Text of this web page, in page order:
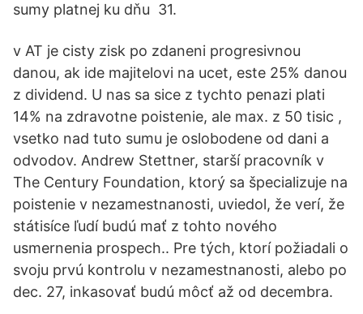
sumy platnej ku dňu 31.
v AT je cisty zisk po zdaneni progresivnou
danou, ak ide majitelovi na ucet, este 25% danou
z dividend. U nas sa sice z tychto penazi plati
14% na zdravotne poistenie, ale max. z 50 tisic ,
vsetko nad tuto sumu je oslobodene od dani a
odvodov. Andrew Stettner, starší pracovník v
The Century Foundation, ktorý sa špecializuje na
poistenie v nezamestnanosti, uviedol, že verí, že
státisíce ľudí budú mať z tohto nového
usmernenia prospech.. Pre tých, ktorí požiadali o
svoju prvú kontrolu v nezamestnanosti, alebo po
dec. 27, inkasovať budú môcť až od decembra.